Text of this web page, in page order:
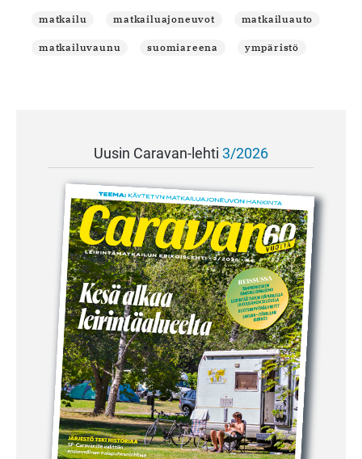
matkailu matkailuajoneuvot matkailuauto
matkailuvaunu suomiareena ympäristö
Uusin Caravan-lehti 3/2026